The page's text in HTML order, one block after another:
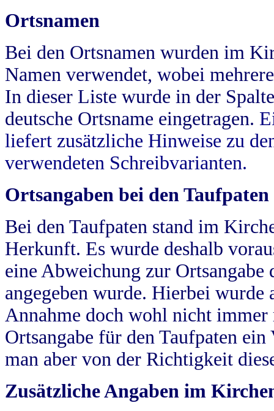
Ortsnamen
Bei den Ortsnamen wurden im
Namen verwendet, wobei
In dieser Liste wurde in der
deutsche Ortsname eingetragen.
liefert zusätzliche Hinweise zu
verwendeten Schreibvarianten.
Ortsangaben bei den Taufpaten
Bei den Taufpaten stand im
Herkunft. Es wurde deshalb
eine Abweichung zur
angegeben wurde. Hierbei wurde
Annahme doch wohl nicht
Ortsangabe für den Taufpaten
man aber von der Richtigkeit
Zusätzliche Angaben im